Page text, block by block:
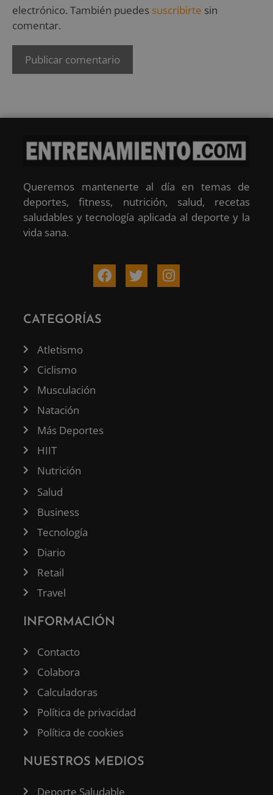
electrónico. También puedes suscribirte sin
comentar.
Queremos mantenerte al día en temas de
deportes, fitness, nutrición, salud, recetas
saludables y tecnología aplicada al deporte y la
vida sana.
CATEGORÍAS
Atletismo
Ciclismo
Musculación
Natación
Más Deportes
HIIT
Nutrición
Salud
Business
Tecnología
Diario
Retail
Travel
INFORMACIÓN
Contacto
Colabora
Calculadoras
Política de privacidad
Política de cookies
NUESTROS MEDIOS
Deporte Saludable